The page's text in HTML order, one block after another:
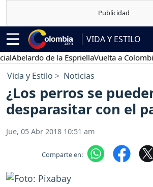
VIDA Y ESTILO
de la EspriellaVuelta a Colombia
Vida y Estilo Noticias
¿Los perros se
desparasitar con el
Jue, 05 Abr 2018 10:51 am
Comparte en: